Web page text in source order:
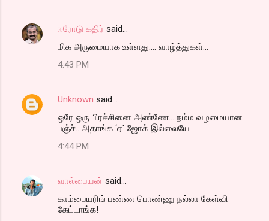
ஈரோடு கதிர் said…
மிக அருமையாக உள்ளது.... வாழ்த்துகள்...
4:43 PM
Unknown said…
ஒரே ஒரு பிரச்சினை அண்ணே... நம்ம வழமையான
பஞ்ச்.. அதாங்க ‘ஏ' ஜோக் இல்லையே
4:44 PM
வால்பையன் said…
காம்பையரிங் பண்ண பொண்ணு நல்லா கேள்வி
கேட்டாங்க!